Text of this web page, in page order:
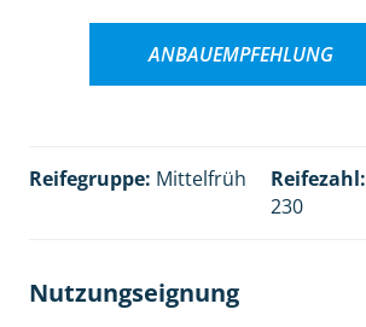
ANBAUEMPFEHLUNG
Reifegruppe: Mittelfrüh Reifezahl:
230
Nutzungseignung